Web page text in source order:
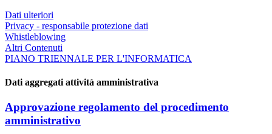
Dati ulteriori
Privacy - responsabile protezione dati
Whistleblowing
Altri Contenuti
PIANO TRIENNALE PER L'INFORMATICA
Dati aggregati attività amministrativa
Approvazione regolamento del procedimento
amministrativo